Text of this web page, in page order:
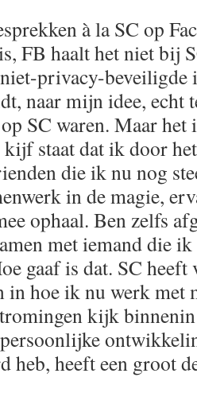
à la SC op
FB haalt het niet bij
privacy-beveiligde
naar mijn idee, echt
SC waren. Maar het
staat dat ik door
die ik nu nog
in de magie,
ophaal. Ben zelfs
met iemand die
gaaf is dat. SC
in hoe ik nu werk met
kijk
heb, heeft een groot